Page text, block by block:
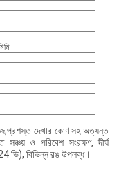
দেখার কোণ সহ অত্যন্ত
ও পরিবেশ সংরক্ষণ, দীর্ঘ
ভি), বিভিন্ন রঙ উপলব্ধ।